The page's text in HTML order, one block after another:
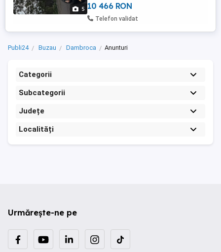
5
economică ...
10 466 RON
Telefon validat
Publi24 Buzau Dambroca Anunturi
Categorii
Subcategorii
Județe
Localități
Urmărește-ne pe